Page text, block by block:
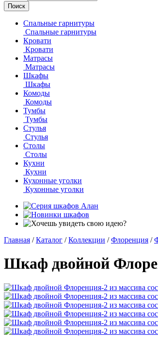
Спальные гарнитуры
Спальные гарнитуры
Кровати
Кровати
Матрасы
Матрасы
Шкафы
Шкафы
Комоды
Комоды
Тумбы
Тумбы
Стулья
Стулья
Столы
Столы
Кухни
Кухни
Кухонные уголки
Кухонные уголки
Главная / Каталог / Коллекции / Флоренция /
Шкаф двойной